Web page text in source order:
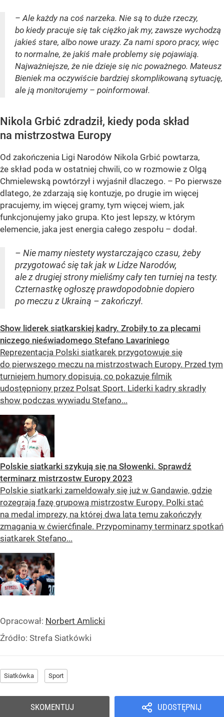
– Ale każdy na coś narzeka. Nie są to duże rzeczy,
bo kiedy pracuje się tak ciężko jak my, zawsze wychodzą
jakieś stare, albo nowe urazy. Za nami sporo pracy, więc
to normalne, że jakiś małe problemy się pojawiają.
Najważniejsze, że nie dzieje się nic poważnego. Mateusz
Bieniek ma oczywiście bardziej skomplikowaną sytuację,
ale ją monitorujemy – poinformował.
Nikola Grbić zdradził, kiedy poda skład
na mistrzostwa Europy
Od zakończenia Ligi Narodów Nikola Grbić powtarza,
że skład poda w ostatniej chwili, co w rozmowie z Olgą
Chmielewską powtórzył i wyjaśnił dlaczego. – Po pierwsze
dlatego, że zdarzają się kontuzje, po drugie im więcej
pracujemy, im więcej gramy, tym więcej wiem, jak
funkcjonujemy jako grupa. Kto jest lepszy, w którym
elemencie, jaka jest energia całego zespołu – dodał.
– Nie mamy niestety wystarczająco czasu, żeby
przygotować się tak jak w Lidze Narodów,
ale z drugiej strony mieliśmy cały ten turniej na testy.
Czternastkę ogłoszę prawdopodobnie dopiero
po meczu z Ukrainą – zakończył.
Show liderek siatkarskiej kadry. Zrobiły to za plecami
niczego nieświadomego Stefano Lavariniego
Reprezentacja Polski siatkarek przygotowuje się
do pierwszego meczu na mistrzostwach Europy. Przed tym
turniejem humory dopisują, co pokazuje filmik
udostępniony przez Polsat Sport. Liderki kadry skradły
show podczas wywiadu Stefano...
Polskie siatkarki szykują się na Słowenki. Sprawdź
terminarz mistrzostw Europy 2023
Polskie siatkarki zameldowały się już w Gandawie, gdzie
rozegrają fazę grupową mistrzostw Europy. Polki stać
na medal imprezy, na której dwa lata temu zakończyły
zmagania w ćwierćfinale. Przypominamy terminarz spotkań
siatkarek Stefano...
Opracował: Norbert Amlicki
Źródło: Strefa Siatkówki
Siatkówka Sport
UDOSTĘPNIJ
SKOMENTUJ